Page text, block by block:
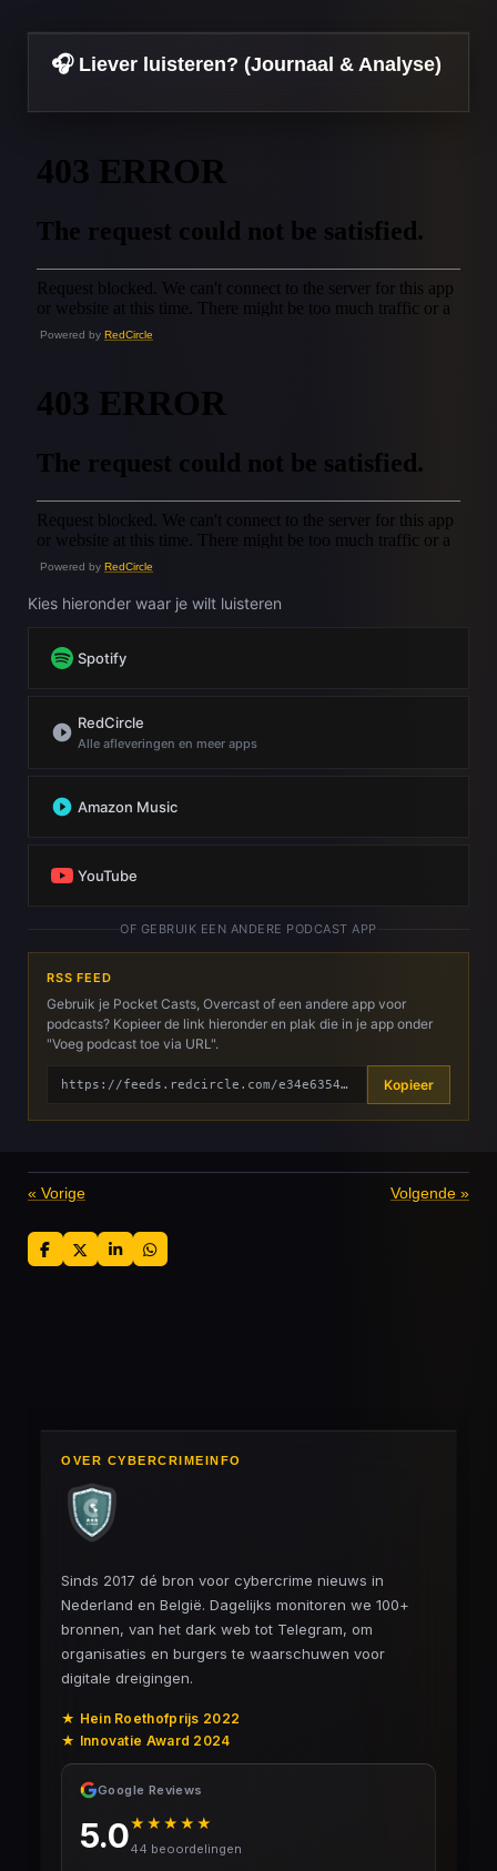
🎧 Liever luisteren? (Journaal & Analyse)
Powered by RedCircle
Powered by RedCircle
Kies hieronder waar je wilt luisteren
Spotify
RedCircle
Alle afleveringen en meer apps
Amazon Music
YouTube
OF GEBRUIK EEN ANDERE PODCAST APP
RSS FEED
Gebruik je Pocket Casts, Overcast of een andere app voor
podcasts? Kopieer de link hieronder en plak die in je app onder
"Voeg podcast toe via URL".
https://feeds.redcircle.com/e34e6354-505d-4db4-8d02-3e4cc033e174 Kopieer
« Vorige Volgende »
D
e
D
e
S
h
D
e
OVER CYBERCRIMEINFO
Sinds 2017 dé bron voor cybercrime nieuws in
Nederland en België. Dagelijks monitoren we 100+
bronnen, van het dark web tot Telegram, om
organisaties en burgers te waarschuwen voor
digitale dreigingen.
★ Hein Roethofprijs 2022
★ Innovatie Award 2024
Google Reviews
5.0★★★★★
44 beoordelingen